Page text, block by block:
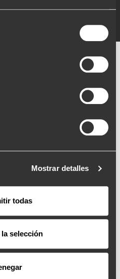
Mostrar detalles
todas
selección